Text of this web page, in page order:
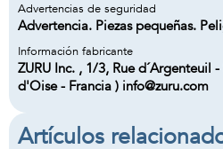
Advertencias de seguridad
Advertencia. Piezas pequeñas.
Información fabricante
ZURU Inc. , 1/3, Rue d´Argenteuil
d'Oise - Francia ) info@zuru.com
Artículos